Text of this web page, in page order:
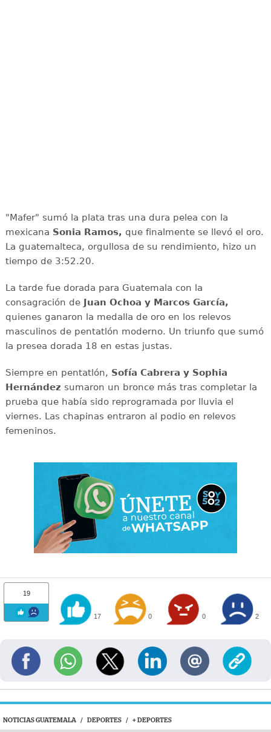
"Mafer" sumó la plata tras una dura pelea con la
mexicana Sonia Ramos, que finalmente se llevó el oro.
La guatemalteca, orgullosa de su rendimiento, hizo un
tiempo de 3:52.20.
La tarde fue dorada para Guatemala con la
consagración de
Juan Ochoa y Marcos García,
quienes ganaron la medalla de oro en los relevos
masculinos de pentatlón moderno. Un triunfo que sumó
la presea dorada 18 en estas justas.
Siempre en pentatlón, Sofía Cabrera y Sophia
Hernández sumaron un bronce más tras completar la
prueba que había sido reprogramada por lluvia el
viernes. Las chapinas entraron al podio en relevos
femeninos.
19
17 0 0 2
NOTICIAS GUATEMALA / DEPORTES / + DEPORTES